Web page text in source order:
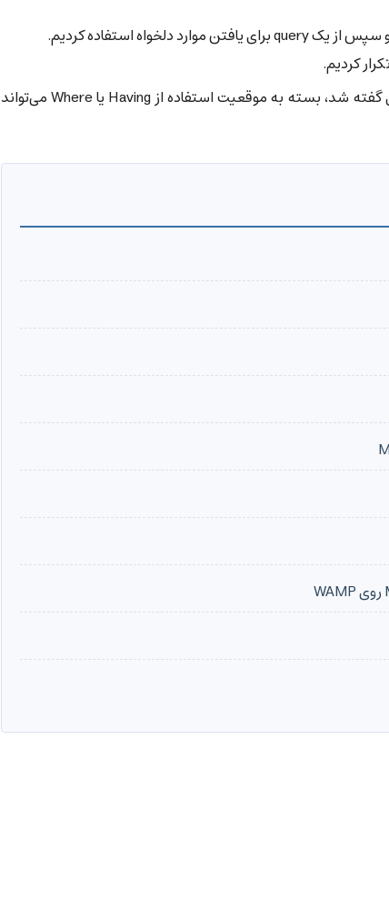
با توجه به آنچه در مورد خوانایی، کارایی، سازگاری و بهینه‌سازی گفته شد، بسته به موقعیت استفاده از Having یا Where می‌تواند